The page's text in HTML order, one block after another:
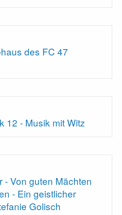
des FC 47
12 - Musik mit Witz
- Von guten Mächten
- Ein geistlicher
Golisch